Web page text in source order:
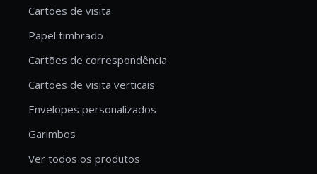
Cartões de visita
Papel timbrado
Cartões de correspondência
Cartões de visita verticais
Envelopes personalizados
Garimbos
Ver todos os produtos